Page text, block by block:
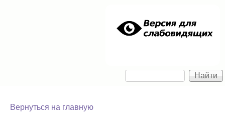
Форма поиска
Вернуться на главную